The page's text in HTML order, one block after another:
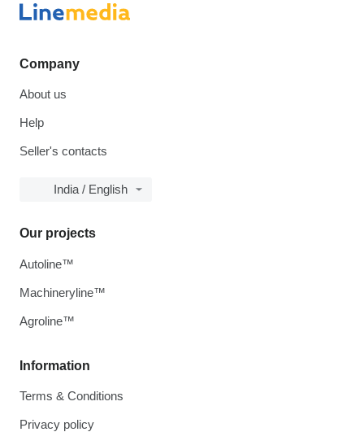
Company
About us
Help
Seller's contacts
India / English
Information
Terms & Conditions
Privacy policy
Our projects
Autoline™
Machineryline™
Agroline™